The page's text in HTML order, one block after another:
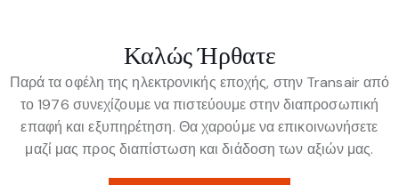
Καλώς Ήρθατε
Παρά τα οφέλη της ηλεκτρονικής εποχής, στην Transair από
το 1976 συνεχίζουμε να πιστεύουμε στην διαπροσωπική
επαφή και εξυπηρέτηση. Θα χαρούμε να επικοινωνήσετε
μαζί μας προς διαπίστωση και διάδοση των αξιών μας.